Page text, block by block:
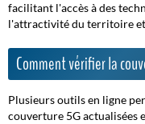
facilitant l'accès à des
l'attractivité du territoire et
Comment vérifier la
Plusieurs outils en ligne
couverture 5G actualisées